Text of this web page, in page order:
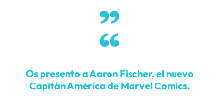
Os presento a Aaron Fischer, el nuevo
Capitán América de Marvel Comics.